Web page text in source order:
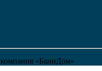
«БаниДом»